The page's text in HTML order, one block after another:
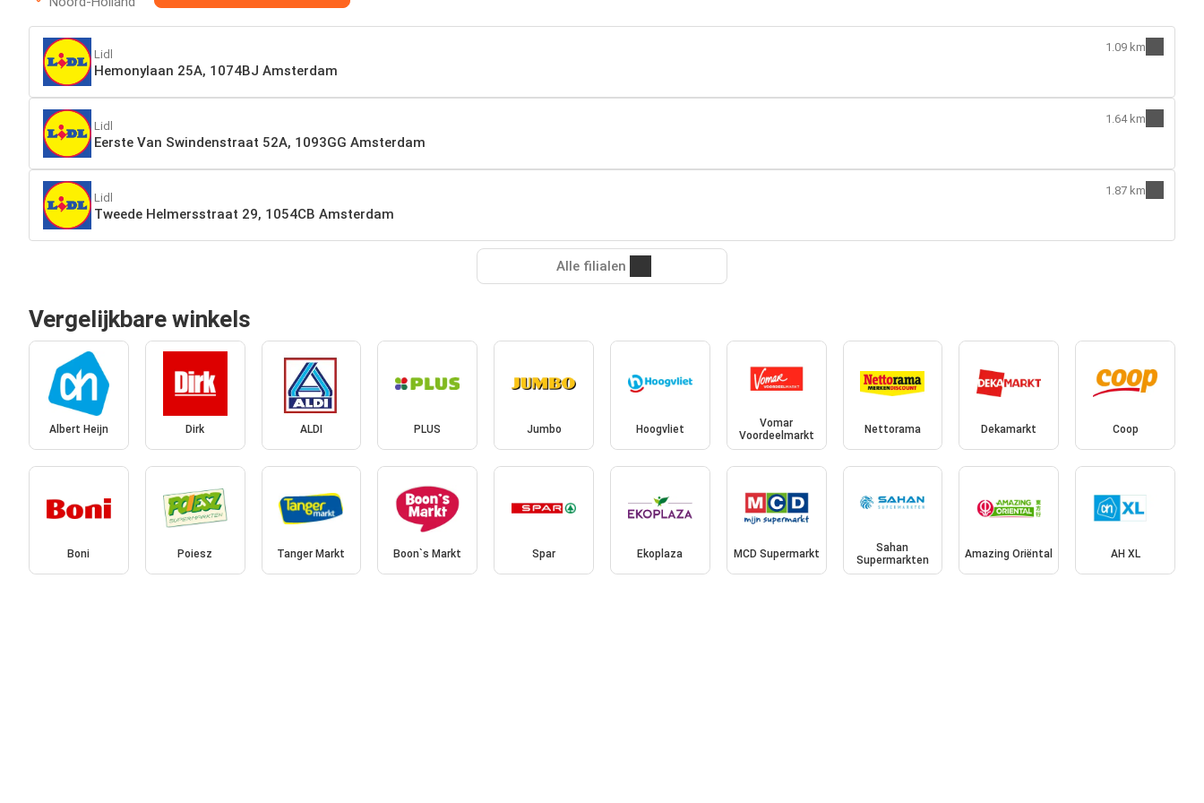
Lidl
Hemonylaan 25A, 1074BJ Amsterdam
1.09 km
Lidl
Eerste Van Swindenstraat 52A, 1093GG Amsterdam
1.64 km
Lidl
Tweede Helmersstraat 29, 1054CB Amsterdam
1.87 km
Alle filialen
Vergelijkbare winkels
Albert Heijn Dirk ALDI PLUS Jumbo Hoogvliet
Vomar
Voordeelmarkt
Nettorama Dekamarkt Coop
Boni Poiesz Tanger Markt Boon`s Markt Spar Ekoplaza MCD Supermarkt
Sahan
Supermarkten
Amazing Oriëntal AH XL